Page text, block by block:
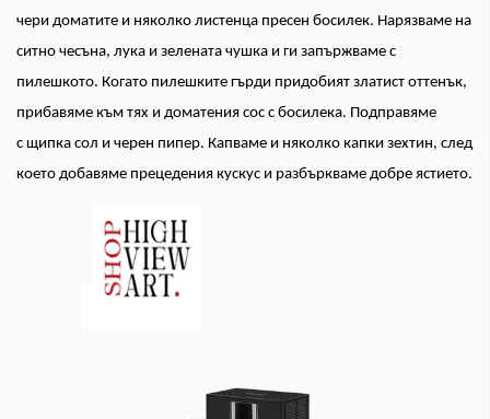
чери доматите и няколко листенца пресен босилек. Нарязваме на
ситно чесъна, лука и зелената чушка и ги запържваме с
пилешкото. Когато пилешките гърди придобият златист оттенък,
прибавяме към тях и доматения сос с босилека. Подправяме
с щипка сол и черен пипер. Капваме и няколко капки зехтин, след
което добавяме прецедения кускус и разбъркваме добре ястието.